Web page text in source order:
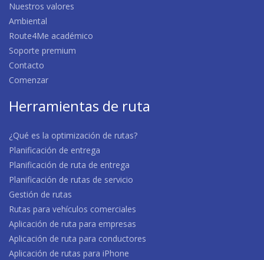
Nuestros valores
Ambiental
Route4Me académico
Soporte premium
Contacto
Comenzar
Herramientas de ruta
¿Qué es la optimización de rutas?
Planificación de entrega
Planificación de ruta de entrega
Planificación de rutas de servicio
Gestión de rutas
Rutas para vehículos comerciales
Aplicación de ruta para empresas
Aplicación de ruta para conductores
Aplicación de rutas para iPhone